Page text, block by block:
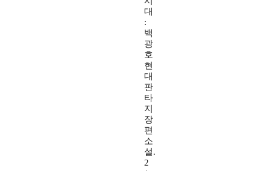
대
:
백
광
호
현
대
판
타
지
장
편
소
설.
2